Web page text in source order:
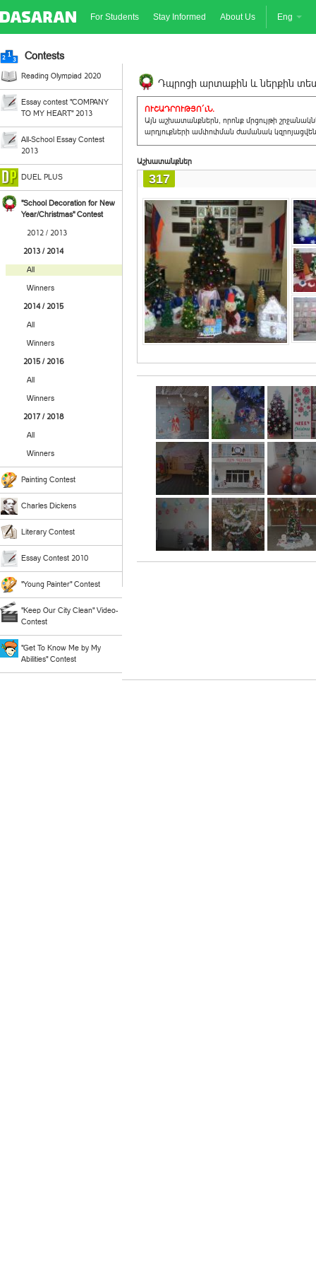
For Students Stay Informed About Us Eng
Contests
Reading Olympiad 2020
Essay contest "COMPANY
TO MY HEART" 2013
All-School Essay Contest
2013
DUEL PLUS
"School Decoration for New
Year/Christmas" Contest
2012 / 2013
2013 / 2014
All
Winners
2014 / 2015
All
Winners
2015 / 2016
All
Winners
2017 / 2018
All
Winners
Painting Contest
Charles Dickens
Literary Contest
Essay Contest 2010
"Young Painter" Contest
"Keep Our City Clean" Video-
Contest
"Get To Know Me by My
Abilities" Contest
Դպրոցի արտաքին և ներքին
ՈՒՇԱԴՐՈՒԹՅՈ´ւՆ.
Այն աշխատանքներն, որոնք մրցույթի
արդյուքների ամփոփման ժամանակ
Աշխատանքներ
317